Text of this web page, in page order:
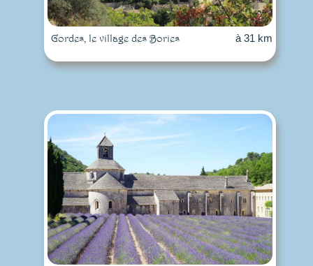
Gordes, le village des Bories à 31 km